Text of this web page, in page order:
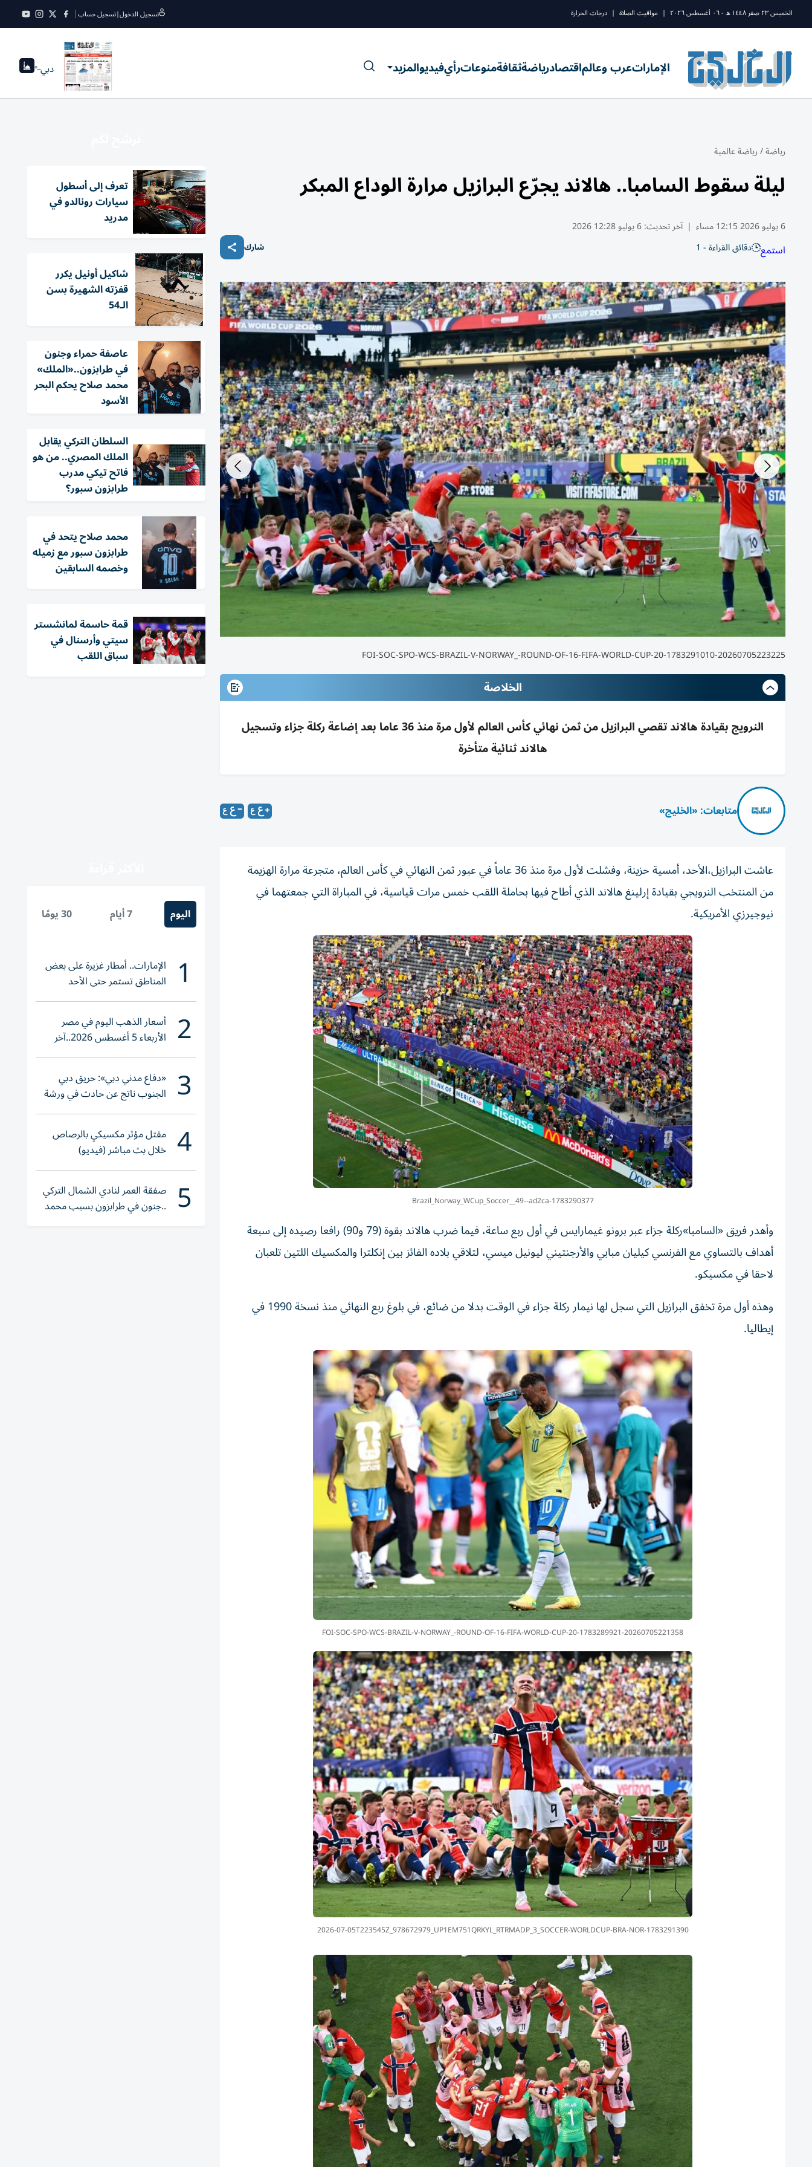
الخميس ٢٣ صفر ١٤٤٨ ه - ٠٦ أغسطس ٢٠٢٦ | مواقيت الصلاة | درجات الحرارة تسجيل الدخول|تسجيل حساب
الإماراتعرب وعالماقتصادرياضةثقافةمنوعاترأيفيديوالمزيد دبي--°
رياضة/رياضة عالمية
ليلة سقوط السامبا.. هالاند يجرّع البرازيل مرارة الوداع المبكر
6 يوليو 2026 12:15 مساء | آخر تحديث:6 يوليو 12:28 2026
استمع دقائق القراءة - 1 شارك
20260705230112-TOPSHOTS-TOPSHOT-FBL-WC-2026-MATCH91-BRA-NOR-1783292718
42e3d-1783291169
الخلاصة
النرويج بقيادة هالاند تقصي البرازيل من ثمن نهائي كأس العالم لأول مرة منذ 36 عاما بعد إضاعة ركلة جزاء وتسجيل
هالاند ثنائية متأخرة
متابعات: «الخليج»
عاشت البرازيل،الأحد، أمسية حزينة، وفشلت لأول مرة منذ 36 عاماً في عبور ثمن النهائي في كأس العالم، متجرعة مرارة الهزيمة
من المنتخب النرويجي بقيادة إرلينغ هالاند الذي أطاح فيها بحاملة اللقب خمس مرات قياسية، في المباراة التي جمعتهما في
نيوجيرزي الأمريكية.
Brazil_Norway_WCup_Soccer__49--ad2ca-1783290377
وأهدر فريق «السامبا»ركلة جزاء عبر برونو غيمارايس في أول ربع ساعة، فيما ضرب هالاند بقوة (79 و90) رافعا رصيده إلى سبعة
أهداف بالتساوي مع الفرنسي كيليان مبابي والأرجنتيني ليونيل ميسي، لتلاقي بلاده الفائز بين إنكلترا والمكسيك اللتين تلعبان
لاحقا في مكسيكو.
وهذه أول مرة تخفق البرازيل التي سجل لها نيمار ركلة جزاء في الوقت بدلا من ضائع، في بلوغ ربع النهائي منذ نسخة 1990 في
إيطاليا.
20260705221358-FOI-SOC-SPO-WCS-BRAZIL-V-NORWAY_-ROUND-OF-16-FIFA-WORLD-CUP-20-1783289921
2026-07-05T223545Z_978672979_UP1EM751QRKYL_RTRMADP_3_SOCCER-WORLDCUP-BRA-NOR-1783291390
تعرف إلى أسطول
سيارات رونالدو في
مدريد
شاكيل أونيل يكرر
قفزته الشهيرة بسن
الـ54
عاصفة حمراء وجنون
في طرابزون..«الملك»
محمد صلاح يحكم البحر
الأسود
السلطان التركي يقابل
الملك المصري.. من هو
فاتح تيكي مدرب
طرابزون سبور؟
محمد صلاح يتحد في
طرابزون سبور مع زميله
وخصمه السابقين
قمة حاسمة لمانشستر
سيتي وأرسنال في
سباق اللقب
اليوم 7 أيام 30 يومًا
1 الإمارات.. أمطار غزيرة على بعض
المناطق تستمر حتى الأحد
2 أسعار الذهب اليوم في مصر
الأربعاء 5 أغسطس 2026..آخر
تحديث لعيار 21
3 «دفاع مدني دبي»: حريق دبي
الجنوب ناتج عن حادث في ورشة
ولا إصابات
4 مقتل مؤثر مكسيكي بالرصاص
خلال بث مباشر (فيديو)
5 صفقة العمر لنادي الشمال التركي
..جنون في طرابزون بسبب محمد